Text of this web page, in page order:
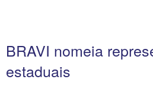
BRAVI nomeia
estaduais